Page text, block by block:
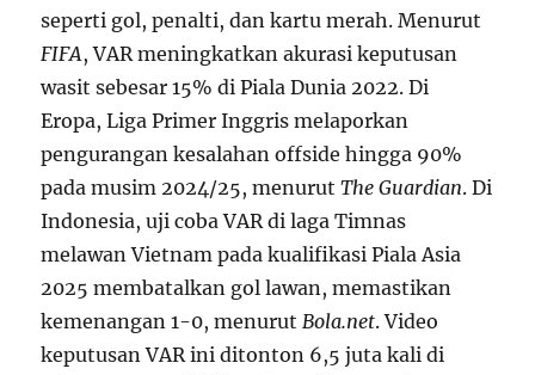
seperti gol, penalti, dan kartu merah. Menurut
FIFA, VAR meningkatkan akurasi keputusan
wasit sebesar 15% di Piala Dunia 2022. Di
Eropa, Liga Primer Inggris melaporkan
pengurangan kesalahan offside hingga 90%
pada musim 2024/25, menurutThe Guardian. Di
Indonesia, uji coba VAR di laga Timnas
melawan Vietnam pada kualifikasi Piala Asia
2025 membatalkan gol lawan, memastikan
kemenangan 1-0, menurutBola.net. Video
keputusan VAR ini ditonton 6,5 juta kali di